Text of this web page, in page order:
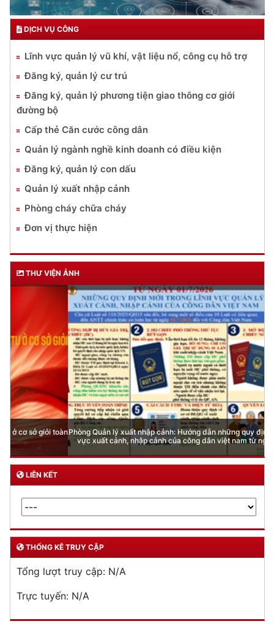
DỊCH VỤ CÔNG
Lĩnh vực quản lý vũ khí, vật liệu nổ, công cụ hỗ trợ
Đăng ký, quản lý cư trú
Đăng ký, quản lý phương tiện giao thông cơ giới
đường bộ
Cấp thẻ Căn cước công dân
Quản lý ngành nghề kinh doanh có điều kiện
Đăng ký, quản lý con dấu
Quản lý xuất nhập cảnh
Phòng cháy chữa cháy
Đơn vị thực hiện
THƯ VIỆN ẢNH
Phòng Quản lý xuất nhập cảnh: Hướng dẫn những quy định mới trong lĩnh
vực xuất cảnh, nhập cảnh của công dân việt nam từ ngày 01/7/2026
LIÊN KẾT
THỐNG KÊ TRUY CẬP
Tổng lượt truy cập: N/A
Trực tuyến: N/A